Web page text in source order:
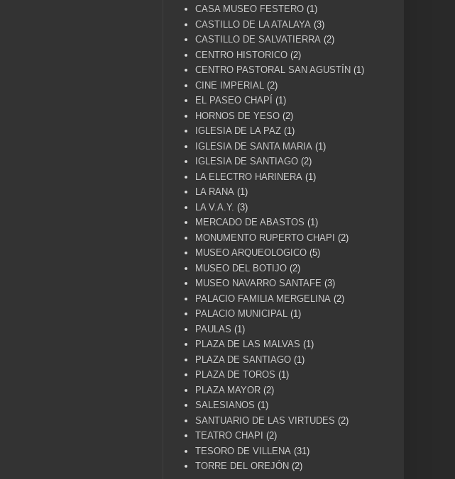
CASA MUSEO FESTERO (1)
CASTILLO DE LA ATALAYA (3)
CASTILLO DE SALVATIERRA (2)
CENTRO HISTORICO (2)
CENTRO PASTORAL SAN AGUSTÍN (1)
CINE IMPERIAL
(2)
EL PASEO CHAPÍ
(1)
HORNOS DE YESO (2)
IGLESIA DE LA PAZ (1)
IGLESIA DE SANTA MARIA (1)
IGLESIA DE SANTIAGO (2)
LA ELECTRO HARINERA (1)
LA RANA (1)
LA V.A.Y. (3)
MERCADO DE ABASTOS (1)
MONUMENTO RUPERTO CHAPI
(2)
MUSEO ARQUEOLOGICO (5)
MUSEO DEL BOTIJO (2)
MUSEO NAVARRO SANTAFE (3)
PALACIO FAMILIA MERGELINA (2)
PALACIO MUNICIPAL (1)
PAULAS (1)
PLAZA DE LAS MALVAS (1)
PLAZA DE SANTIAGO (1)
PLAZA DE TOROS (1)
PLAZA MAYOR (2)
SALESIANOS (1)
SANTUARIO DE LAS VIRTUDES (2)
TEATRO CHAPI
(2)
TESORO DE VILLENA (31)
TORRE DEL OREJÓN (2)